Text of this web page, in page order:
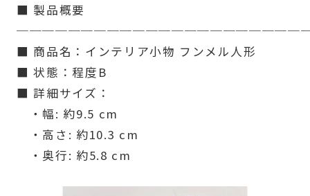
■ 製品概要
■ 商品名：インテリア小物 フンメル人形
■ 状態：程度B
■ 詳細サイズ：
・幅: 約9.5 cm
・高さ: 約10.3 cm
・奥行: 約5.8 cm